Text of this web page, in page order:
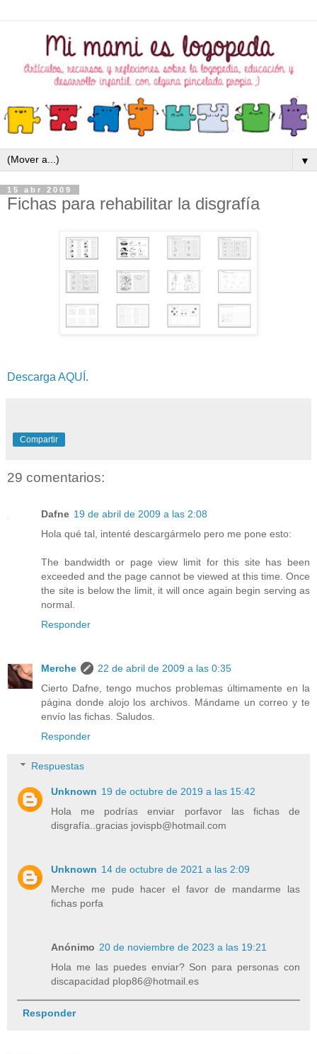
▼
15 abr 2009
Fichas para rehabilitar la disgrafía
Descarga AQUÍ .
Compartir
29 comentarios:
Dafne 19 de abril de 2009 a las 2:08
Hola qué tal, intenté descargármelo pero me pone esto:
The bandwidth or page view limit for this site has been
exceeded and the page cannot be viewed at this time. Once
the site is below the limit, it will once again begin serving as
normal.
Responder
Merche
22 de abril de 2009 a las 0:35
Cierto Dafne, tengo muchos problemas últimamente en la
página donde alojo los archivos. Mándame un correo y te
envío las fichas. Saludos.
Responder
Respuestas
Unknown 19 de octubre de 2019 a las 15:42
Hola me podrías enviar porfavor las fichas de
disgrafía..gracias jovispb@hotmail.com
Unknown 14 de octubre de 2021 a las 2:09
Merche me pude hacer el favor de mandarme las
fichas porfa
Anónimo 20 de noviembre de 2023 a las 19:21
Hola me las puedes enviar? Son para personas con
discapacidad plop86@hotmail.es
Responder